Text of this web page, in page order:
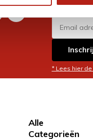
* Lees hier
Alle
Categorieën